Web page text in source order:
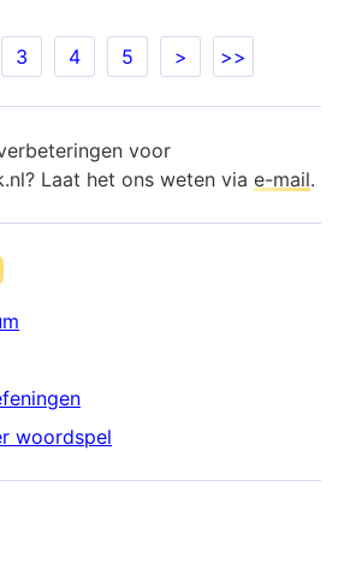
3 4 5 > >>
voor
Laat het ons weten via e-mail.
woordspel